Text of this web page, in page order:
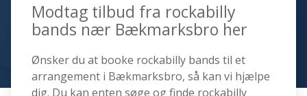
Modtag tilbud fra rockabilly
bands nær Bækmarksbro her
Ønsker du at booke rockabilly bands til et
arrangement i Bækmarksbro, så kan vi hjælpe
dig. Du kan enten søge og finde rockabilly